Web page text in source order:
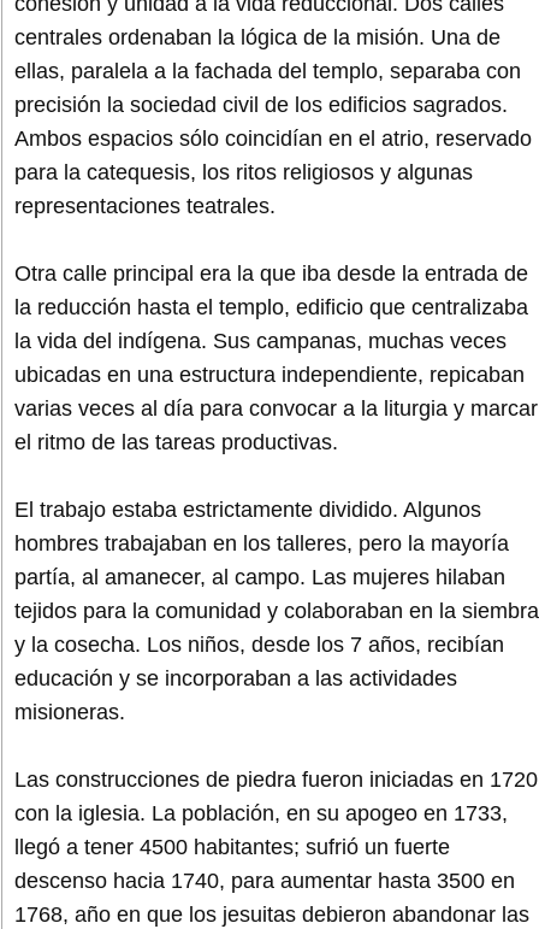
centrales ordenaban la lógica de la misión. Una de
ellas, paralela a la fachada del templo, separaba con
precisión la sociedad civil de los edificios sagrados.
Ambos espacios sólo coincidían en el atrio, reservado
para la catequesis, los ritos religiosos y algunas
representaciones teatrales.
Otra calle principal era la que iba desde la entrada de
la reducción hasta el templo, edificio que centralizaba
la vida del indígena. Sus campanas, muchas veces
ubicadas en una estructura independiente, repicaban
varias veces al día para convocar a la liturgia y marcar
el ritmo de las tareas productivas.
El trabajo estaba estrictamente dividido. Algunos
hombres trabajaban en los talleres, pero la mayoría
partía, al amanecer, al campo. Las mujeres hilaban
tejidos para la comunidad y colaboraban en la siembra
y la cosecha. Los niños, desde los 7 años, recibían
educación y se incorporaban a las actividades
misioneras.
Las construcciones de piedra fueron iniciadas en 1720
con la iglesia. La población, en su apogeo en 1733,
llegó a tener 4500 habitantes; sufrió un fuerte
descenso hacia 1740, para aumentar hasta 3500 en
1768, año en que los jesuitas debieron abandonar las